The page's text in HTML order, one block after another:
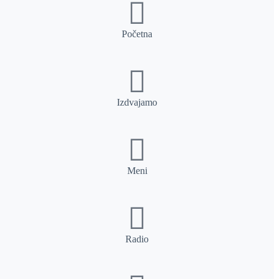
Početna
Izdvajamo
Meni
Radio